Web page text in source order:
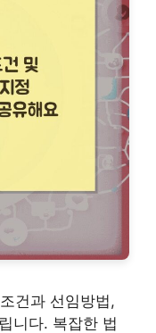
건과 선임방법,
니다. 복잡한 법